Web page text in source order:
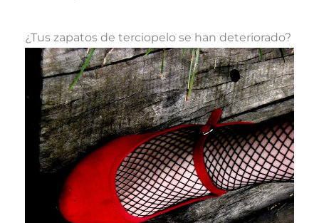
¿Tus zapatos de terciopelo se han deteriorado?